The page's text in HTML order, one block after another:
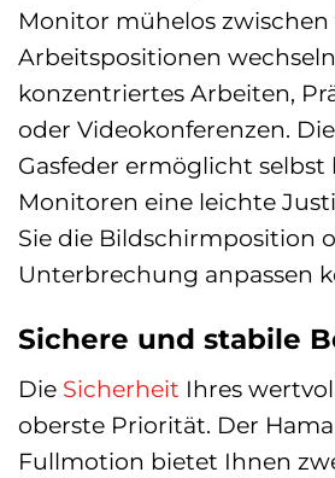
Monitor mühelos zwischen
Arbeitspositionen
konzentriertes Arbeiten,
oder Videokonferenzen.
Gasfeder ermöglicht selbst
Monitoren eine leichte
Sie die Bildschirmposition
Unterbrechung anpassen
Sichere und stabile
Die Sicherheit Ihres
oberste Priorität. Der
Fullmotion bietet Ihnen